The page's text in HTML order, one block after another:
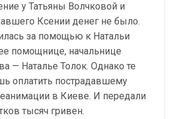
у Татьяны Волчковой и
Ксении денег не было.
за помощью к Натальи
помощнице, начальнице
— Наталье Толок. Однако те
оплатить пострадавшему
в Киеве. И передали
тысяч гривен.